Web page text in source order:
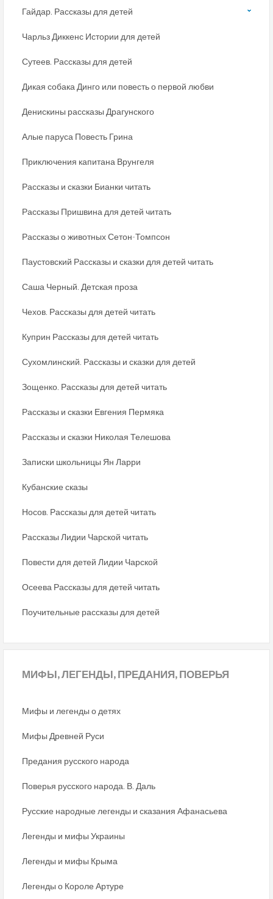
Гайдар. Рассказы для детей
Чарльз Диккенс Истории для детей
Сутеев. Рассказы для детей
Дикая собака Динго или повесть о первой любви
Денискины рассказы Драгунского
Алые паруса Повесть Грина
Приключения капитана Врунгеля
Рассказы и сказки Бианки читать
Рассказы Пришвина для детей читать
Рассказы о животных Сетон-Томпсон
Паустовский Рассказы и сказки для детей читать
Саша Черный. Детская проза
Чехов. Рассказы для детей читать
Куприн Рассказы для детей читать
Сухомлинский. Рассказы и сказки для детей
Зощенко. Рассказы для детей читать
Рассказы и сказки Евгения Пермяка
Рассказы и сказки Николая Телешова
Записки школьницы Ян Ларри
Кубанские сказы
Носов. Рассказы для детей читать
Рассказы Лидии Чарской читать
Повести для детей Лидии Чарской
Осеева Рассказы для детей читать
Поучительные рассказы для детей
МИФЫ,ЛЕГЕНДЫ, ПРЕДАНИЯ, ПОВЕРЬЯ
Мифы и легенды о детях
Мифы Древней Руси
Предания русского народа
Поверья русского народа. В. Даль
Русские народные легенды и сказания Афанасьева
Легенды и мифы Украины
Легенды и мифы Крыма
Легенды о Короле Артуре